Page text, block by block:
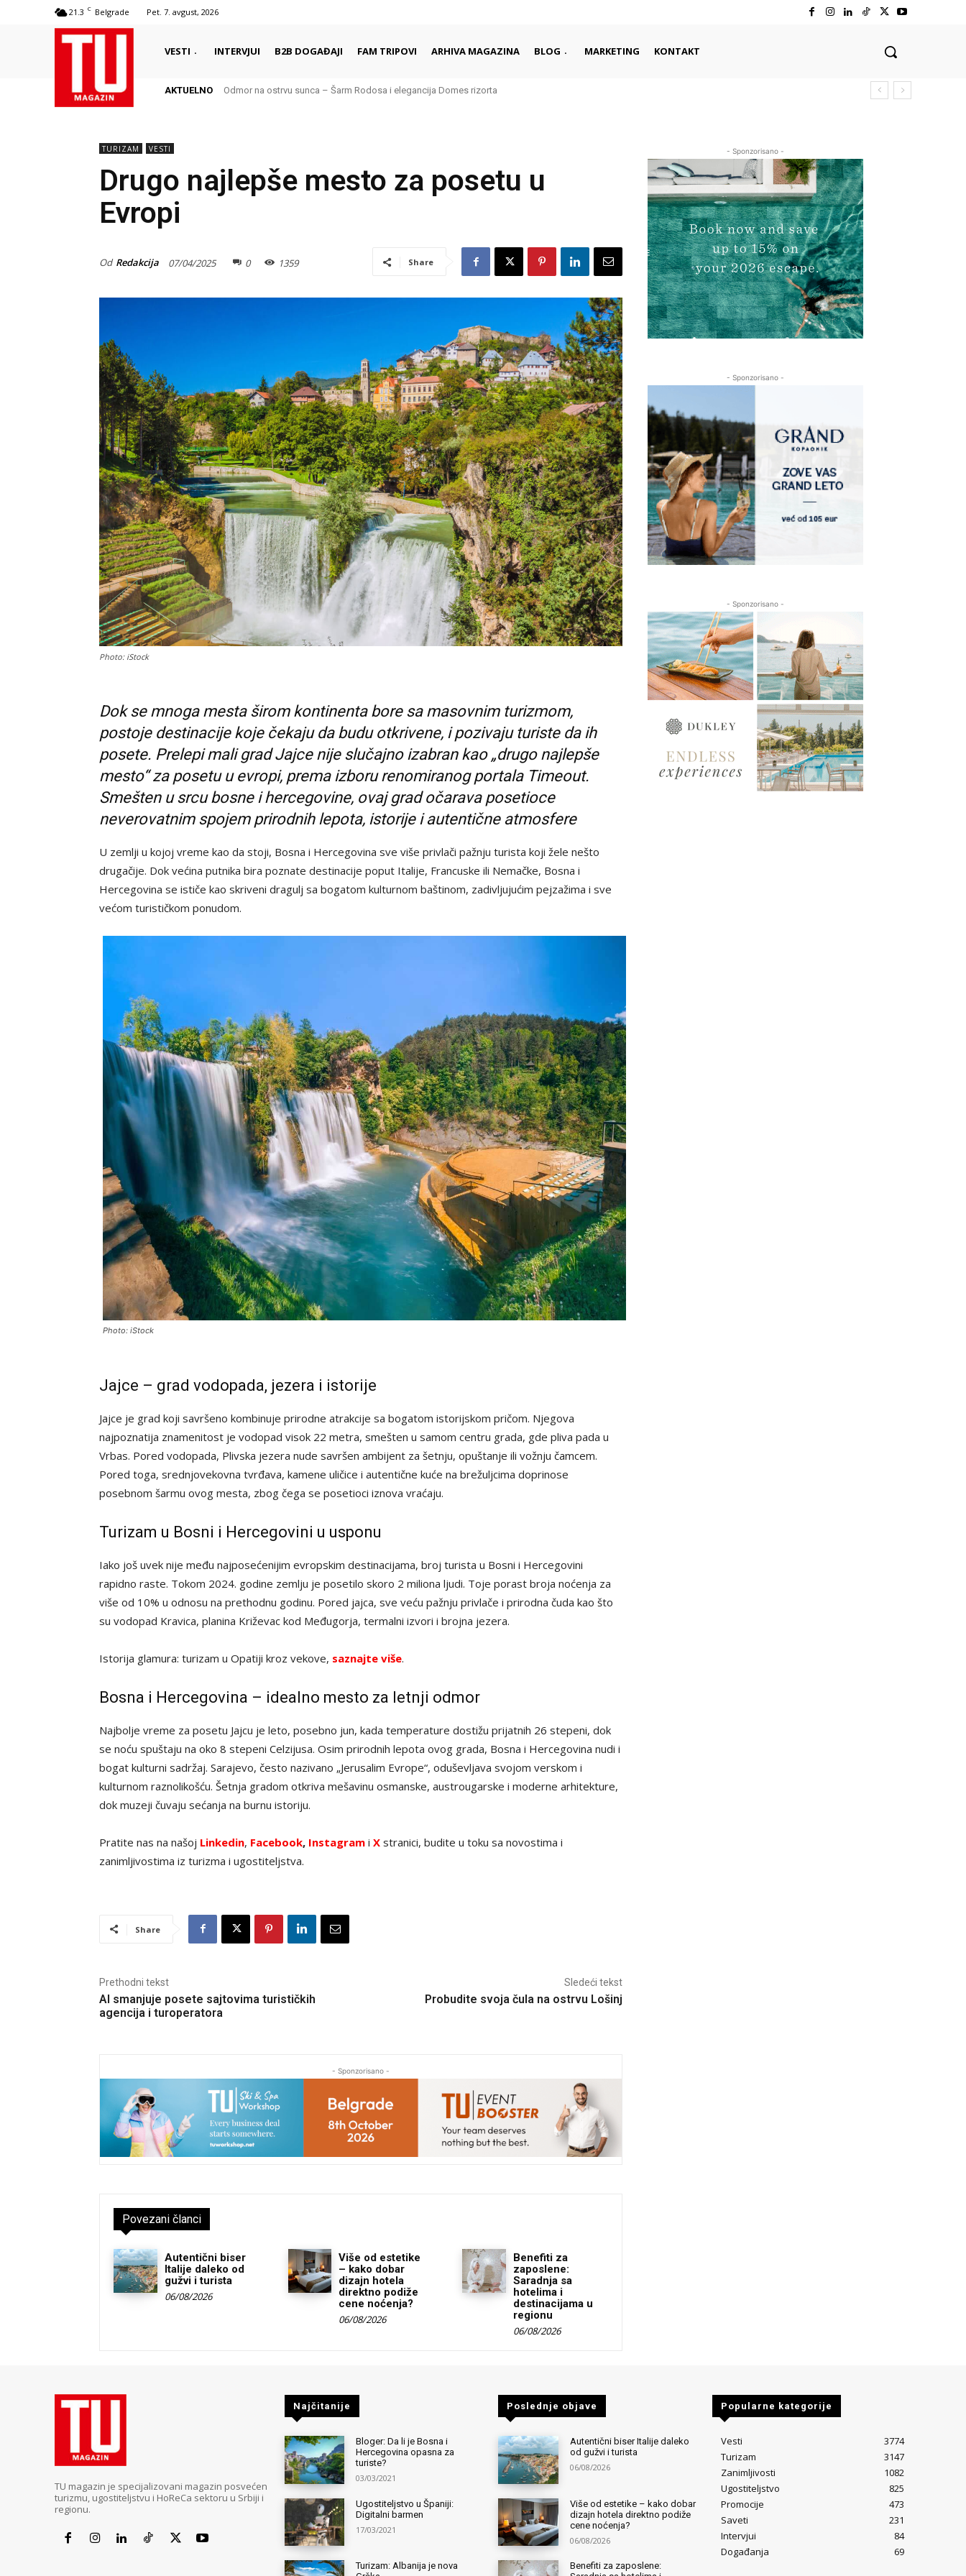
21.3 C Belgrade Pet. 7. avgust, 2026
VESTI INTERVJUI B2B DOGAĐAJI FAM TRIPOVI ARHIVA MAGAZINA BLOG MARKETING KONTAKT
AKTUELNO Autentični biser Italije daleko od gužvi i turista
Odmor na ostrvu sunca – Šarm Rodosa i elegancija Domes rizorta
TURIZAM VESTI
Drugo najlepše mesto za posetu u
Evropi
Od Redakcija 07/04/2025 0 1359 Share
Photo: iStock
Dok se mnoga mesta širom kontinenta bore sa masovnim turizmom,
postoje destinacije koje čekaju da budu otkrivene, i pozivaju turiste da ih
posete. Prelepi mali grad Jajce nije slučajno izabran kao „drugo najlepše
mesto“ za posetu u evropi, prema izboru renomiranog portala Timeout.
Smešten u srcu bosne i hercegovine, ovaj grad očarava posetioce
neverovatnim spojem prirodnih lepota, istorije i autentične atmosfere
U zemlji u kojoj vreme kao da stoji, Bosna i Hercegovina sve više privlači pažnju turista koji žele nešto
drugačije. Dok većina putnika bira poznate destinacije poput Italije, Francuske ili Nemačke, Bosna i
Hercegovina se ističe kao skriveni dragulj sa bogatom kulturnom baštinom, zadivljujućim pejzažima i sve
većom turističkom ponudom.
Photo: iStock
Jajce – grad vodopada, jezera i istorije
Jajce je grad koji savršeno kombinuje prirodne atrakcije sa bogatom istorijskom pričom. Njegova
najpoznatija znamenitost je vodopad visok 22 metra, smešten u samom centru grada, gde pliva pada u
Vrbas. Pored vodopada, Plivska jezera nude savršen ambijent za šetnju, opuštanje ili vožnju čamcem.
Pored toga, srednjovekovna tvrđava, kamene uličice i autentične kuće na brežuljcima doprinose
posebnom šarmu ovog mesta, zbog čega se posetioci iznova vraćaju.
Turizam u Bosni i Hercegovini u usponu
Iako još uvek nije među najposećenijim evropskim destinacijama, broj turista u Bosni i Hercegovini
rapidno raste. Tokom 2024. godine zemlju je posetilo skoro 2 miliona ljudi. Toje porast broja noćenja za
više od 10% u odnosu na prethodnu godinu. Pored jajca, sve veću pažnju privlače i prirodna čuda kao što
su vodopad Kravica, planina Križevac kod Međugorja, termalni izvori i brojna jezera.
Istorija glamura: turizam u Opatiji kroz vekove, saznajte više.
Bosna i Hercegovina – idealno mesto za letnji odmor
Najbolje vreme za posetu Jajcu je leto, posebno jun, kada temperature dostižu prijatnih 26 stepeni, dok
se noću spuštaju na oko 8 stepeni Celzijusa. Osim prirodnih lepota ovog grada, Bosna i Hercegovina nudi i
bogat kulturni sadržaj. Sarajevo, često nazivano „Jerusalim Evrope“, oduševljava svojom verskom i
kulturnom raznolikošću. Šetnja gradom otkriva mešavinu osmanske, austrougarske i moderne arhitekture,
dok muzeji čuvaju sećanja na burnu istoriju.
Pratite nas na našoj Linkedin, Facebook, Instagram i X stranici, budite u toku sa novostima i
zanimljivostima iz turizma i ugostiteljstva.
Share
Prethodni tekst
AI smanjuje posete sajtovima turističkih
agencija i turoperatora
Sledeći tekst
Probudite svoja čula na ostrvu Lošinj
- Sponzorisano -
Povezani članci
Autentični biser
Italije daleko od
gužvi i turista
06/08/2026
Više od estetike
– kako dobar
dizajn hotela
direktno podiže
cene noćenja?
06/08/2026
Benefiti za
zaposlene:
Saradnja sa
hotelima i
destinacijama u
regionu
06/08/2026
- Sponzorisano -
- Sponzorisano -
- Sponzorisano -
TU magazin je specijalizovani magazin posvećen
turizmu, ugostiteljstvu i HoReCa sektoru u Srbiji i
regionu.
Najčitanije
Bloger: Da li je Bosna i
Hercegovina opasna za
turiste?
03/03/2021
Ugostiteljstvo u Španiji:
Digitalni barmen
17/03/2021
Turizam: Albanija je nova
Poslednje objave
Autentični biser Italije daleko
od gužvi i turista
06/08/2026
Više od estetike – kako dobar
dizajn hotela direktno podiže
cene noćenja?
06/08/2026
Benefiti za zaposlene:
Popularne kategorije
Vesti
3774
Turizam
3147
Zanimljivosti
1082
Ugostiteljstvo
825
Promocije
473
Saveti
231
Intervjui
84
Događanja
69